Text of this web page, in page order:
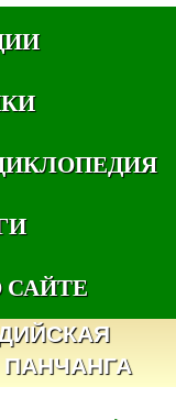
САЙТЕ
ПАНЧАНГА